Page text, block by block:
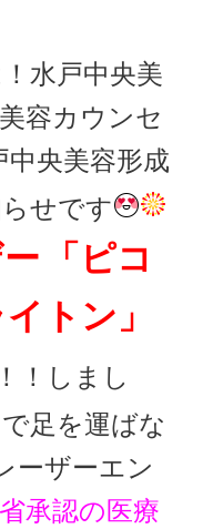
水戸中央美
容カウンセ
中央美容形成
せです
「ピコ
トン」
！しまし
足を運ばな
ーザーエン
承認の医療